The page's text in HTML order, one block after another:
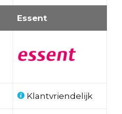
Essent
Klantvriendelijk